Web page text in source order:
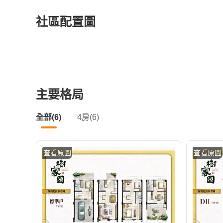
社區配置圖
主要格局
全部(6) 4房(6)
查看原圖 查看原圖